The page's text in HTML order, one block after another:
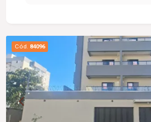
sacada proporcionando mais
ventilação ao ambiente.
Cód. 84096